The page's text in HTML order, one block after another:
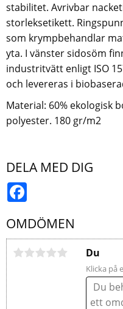
stabilitet. Avrivbar
storleksetikett.
som krympbehandlar
yta. I vänster sidosöm
industritvätt enligt ISO
och levereras i
Material: 60% ekologisk
polyester. 180 gr/m2
DELA MED DIG
OMDÖMEN
Du
Klicka på